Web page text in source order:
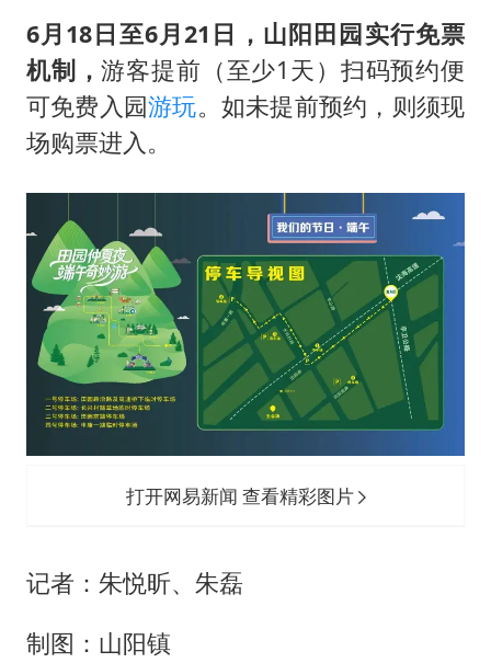
6月18日至6月21日，山阳田园实行免票
机制，游客提前（至少1天）扫码预约便
可免费入园游玩。如未提前预约，则须现
场购票进入。
打开网易新闻 查看精彩图片
记者：朱悦昕、朱磊
制图：山阳镇